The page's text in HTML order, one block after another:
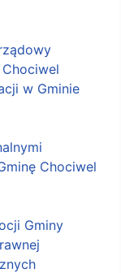
w Gminie
Chociwel
Gminy